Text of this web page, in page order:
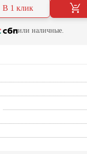
В 1 клик
или наличные.